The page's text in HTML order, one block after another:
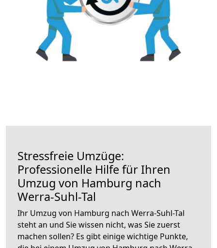
Stressfreie Umzüge:
Professionelle Hilfe für Ihren
Umzug von Hamburg nach
Werra-Suhl-Tal
Ihr Umzug von Hamburg nach Werra-Suhl-Tal
steht an und Sie wissen nicht, was Sie zuerst
machen sollen? Es gibt einige wichtige Punkte,